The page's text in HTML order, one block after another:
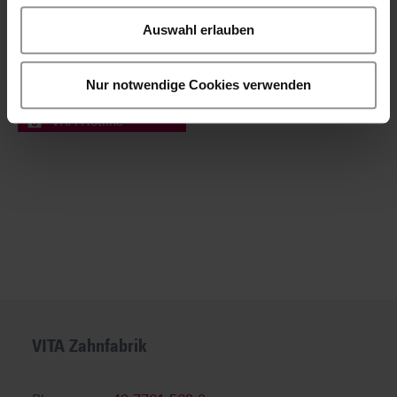
Auswahl erlauben
Nur notwendige Cookies verwenden
Adresse nicht gefunden?
Sofern Sie die gesuchte
rufen Sie bitte unsere
VITA Hotline
VITA Zahnfabrik